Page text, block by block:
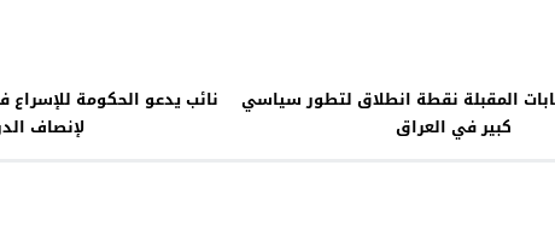
المقبلة نقطة انطلاق لتطور سياسي
كبير في العراق
نائب يدعو الحكومة
لإنصاف